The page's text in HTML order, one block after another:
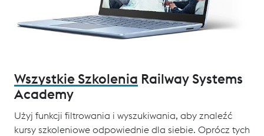
Wszystkie Szkolenia Railway Systems
Academy
Użyj funkcji filtrowania i wyszukiwania, aby znaleźć
kursy szkoleniowe odpowiednie dla siebie. Oprócz tych